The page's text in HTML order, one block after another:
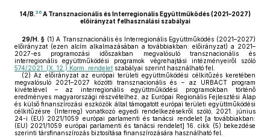
14/B.36A Transznacionális és Interregionális Együttműködés (2021–2027)
előirányzat felhasználási szabályai
29/H. § (1) A Transznacionális és Interregionális Együttműködés (2021–2027)
előirányzat (ezen alcím alkalmazásában a továbbiakban: előirányzat) a 2021–
2027-es programozási időszakban megvalósuló transznacionális és
interregionális együttműködési programok végrehajtási intézményeiről szóló
574/2021. (X. 12.) Korm. rendelet szabályai szerint használható fel.
(2) Az előirányzat az európai területi együttműködési célkitűzés keretében
megvalósuló 2021–2027 közötti transznacionális és − az URBACT program
kivételével – az interregionális együttműködési programokban történő
eredményes magyarországi részvételhez, az Európai Regionális Fejlesztési Alap
és külső finanszírozási eszközök által támogatott európai területi együttműködési
célkitűzésre (Interreg) vonatkozó egyedi rendelkezésekről szóló, 2021. június
24-i (EU) 2021/1059 európai parlamenti és tanácsi rendelet [a továbbiakban:
(EU) 2021/1059 európai parlamenti és tanácsi rendelet] 16. cikk (5) bekezdése
szerinti társfinanszírozás biztosítása finanszírozására használható fel.